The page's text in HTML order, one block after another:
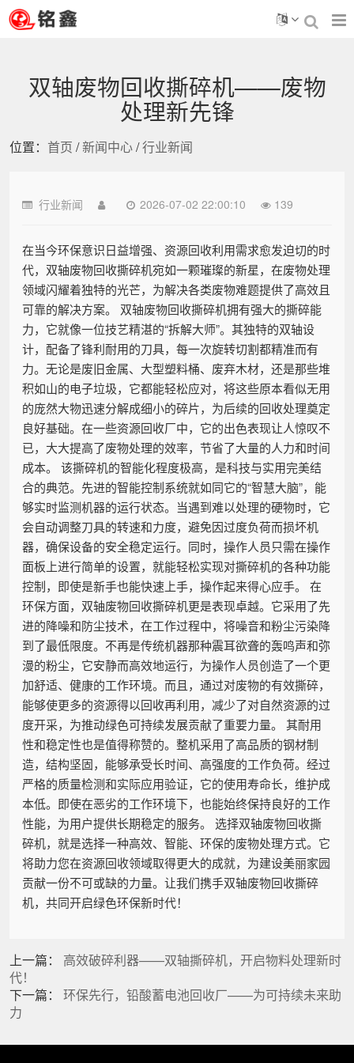
双轴废物回收撕碎机——废物
处理新先锋
位置： 首页 /新闻中心/行业新闻
行业新闻 2026-07-02 22:00:10 139
在当今环保意识日益增强、资源回收利用需求愈发迫切的时
代，双轴废物回收撕碎机宛如一颗璀璨的新星，在废物处理
领域闪耀着独特的光芒，为解决各类废物难题提供了高效且
可靠的解决方案。 双轴废物回收撕碎机拥有强大的撕碎能
力，它就像一位技艺精湛的“拆解大师”。其独特的双轴设
计，配备了锋利耐用的刀具，每一次旋转切割都精准而有
力。无论是废旧金属、大型塑料桶、废弃木材，还是那些堆
积如山的电子垃圾，它都能轻松应对，将这些原本看似无用
的庞然大物迅速分解成细小的碎片，为后续的回收处理奠定
良好基础。在一些资源回收厂中，它的出色表现让人惊叹不
已，大大提高了废物处理的效率，节省了大量的人力和时间
成本。 该撕碎机的智能化程度极高，是科技与实用完美结
合的典范。先进的智能控制系统就如同它的“智慧大脑”，能
够实时监测机器的运行状态。当遇到难以处理的硬物时，它
会自动调整刀具的转速和力度，避免因过度负荷而损坏机
器，确保设备的安全稳定运行。同时，操作人员只需在操作
面板上进行简单的设置，就能轻松实现对撕碎机的各种功能
控制，即使是新手也能快速上手，操作起来得心应手。 在
环保方面，双轴废物回收撕碎机更是表现卓越。它采用了先
进的降噪和防尘技术，在工作过程中，将噪音和粉尘污染降
到了最低限度。不再是传统机器那种震耳欲聋的轰鸣声和弥
漫的粉尘，它安静而高效地运行，为操作人员创造了一个更
加舒适、健康的工作环境。而且，通过对废物的有效撕碎，
能够使更多的资源得以回收再利用，减少了对自然资源的过
度开采，为推动绿色可持续发展贡献了重要力量。 其耐用
性和稳定性也是值得称赞的。整机采用了高品质的钢材制
造，结构坚固，能够承受长时间、高强度的工作负荷。经过
严格的质量检测和实际应用验证，它的使用寿命长，维护成
本低。即使在恶劣的工作环境下，也能始终保持良好的工作
性能，为用户提供长期稳定的服务。 选择双轴废物回收撕
碎机，就是选择一种高效、智能、环保的废物处理方式。它
将助力您在资源回收领域取得更大的成就，为建设美丽家园
贡献一份不可或缺的力量。让我们携手双轴废物回收撕碎
机，共同开启绿色环保新时代！
上一篇： 高效破碎利器——双轴撕碎机，开启物料处理新时
代！
下一篇： 环保先行，铅酸蓄电池回收厂——为可持续未来助
力